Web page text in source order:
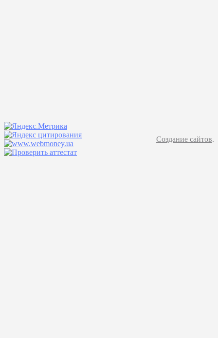
Создание сайтов.